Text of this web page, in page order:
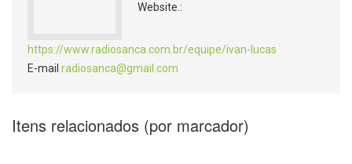
Website.:
https://www.radiosanca.com.br/equipe/ivan-lucas
E-mail radiosanca@gmail.com
Itens relacionados (por marcador)